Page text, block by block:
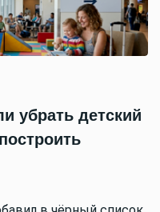
убрать детский